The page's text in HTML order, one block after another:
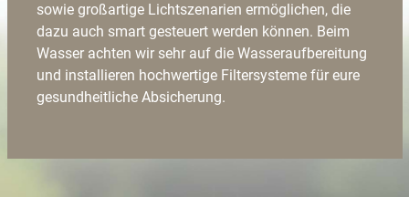
sowie großartige Lichtszenarien ermöglichen, die
dazu auch smart gesteuert werden können. Beim
Wasser achten wir sehr auf die Wasseraufbereitung
und installieren hochwertige Filtersysteme für eure
gesundheitliche Absicherung.